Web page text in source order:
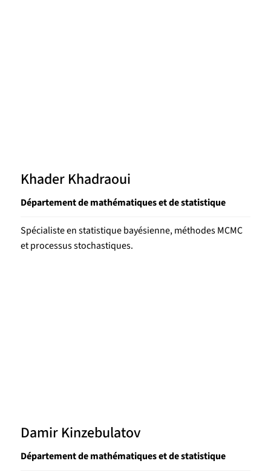
Khader Khadraoui
Département de mathématiques et de statistique
Spécialiste en statistique bayésienne, méthodes MCMC
et processus stochastiques.
Damir Kinzebulatov
Département de mathématiques et de statistique